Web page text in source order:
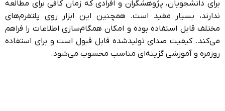
برای دانشجویان، پژوهشگران و افرادی که زمان کافی برای مطالعه
ندارند، بسیار مفید است. همچنین این ابزار روی پلتفرم‌های
مختلف قابل استفاده بوده و امکان همگام‌سازی اطلاعات را فراهم
می‌کند. کیفیت صدای تولیدشده قابل قبول است و برای استفاده
روزمره و آموزشی گزینه‌ای مناسب محسوب می‌شود.